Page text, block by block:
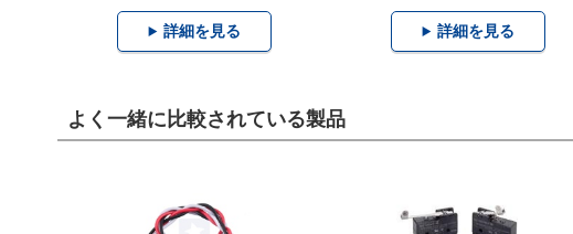
詳細を見る 詳細を見る
よく一緒に比較されている製品